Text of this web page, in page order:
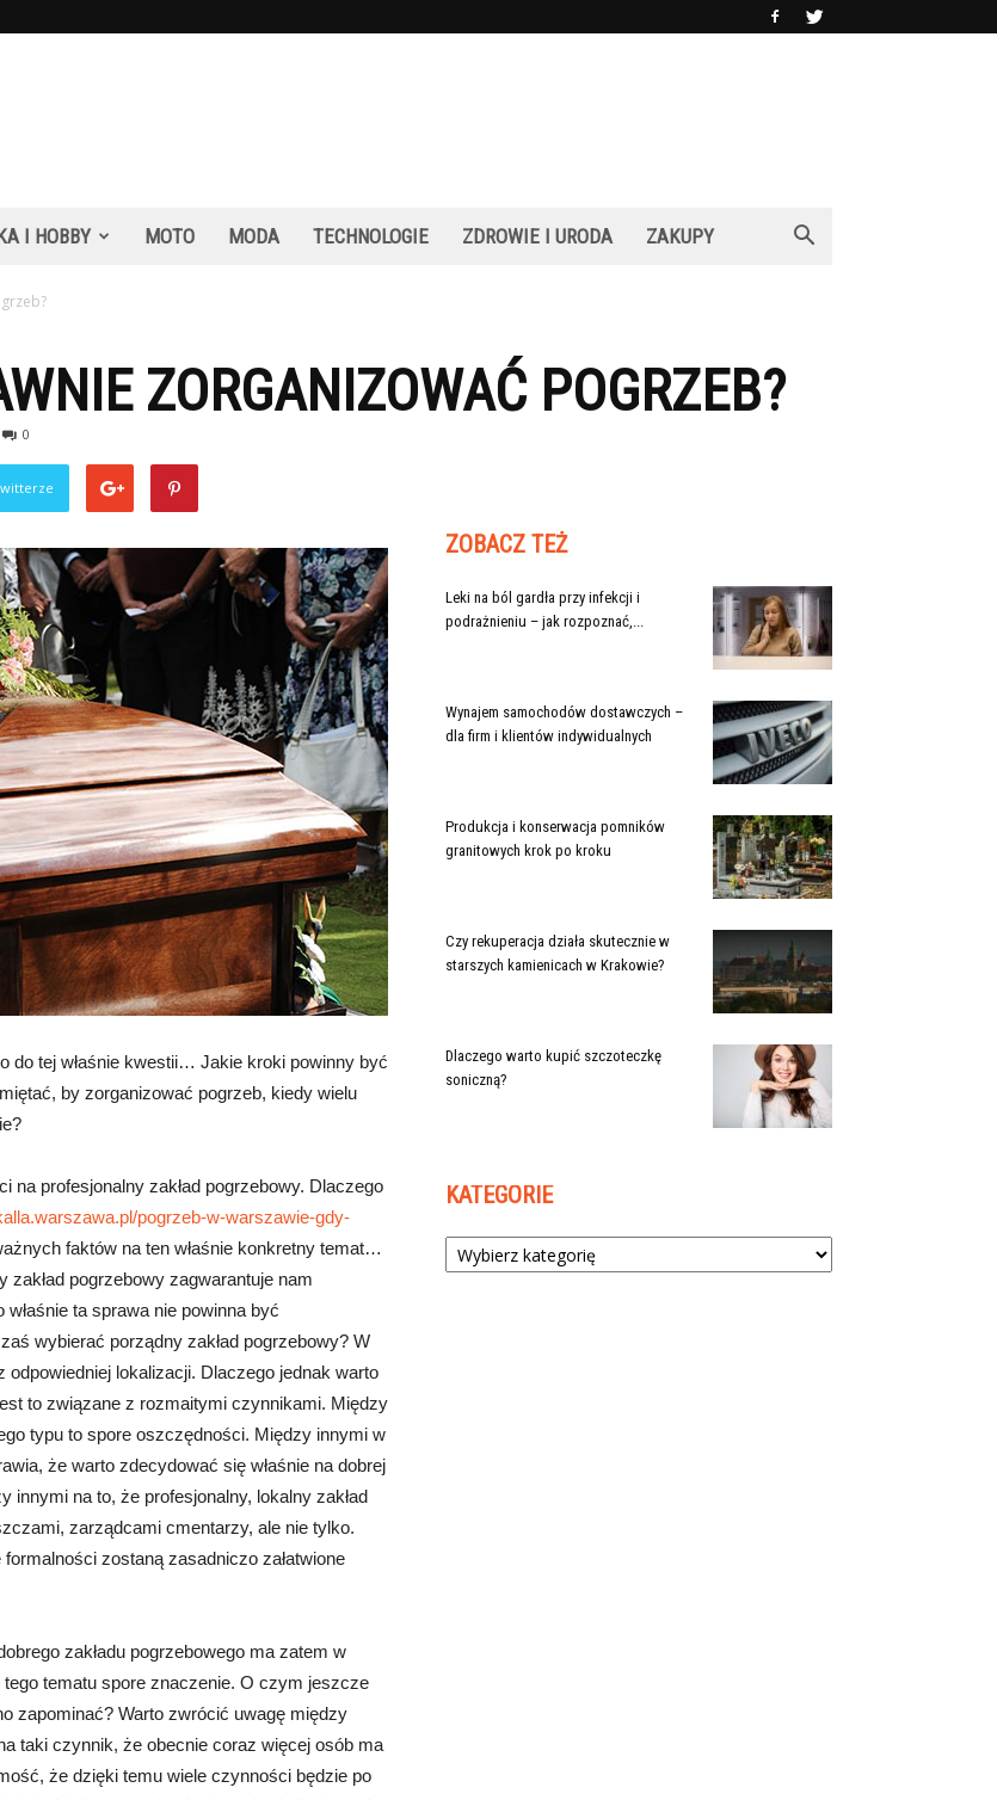
I HOBBY MOTO MODA TECHNOLOGIE ZDROWIE I URODA ZAKUPY
ZORGANIZOWAĆ POGRZEB?
0
do tej właśnie kwestii… Jakie kroki powinny być
by zorganizować pogrzeb, kiedy wielu
na profesjonalny zakład pogrzebowy. Dlaczego
pogrzeb-w-warszawie-gdy-
faktów na ten właśnie konkretny temat…
pogrzebowy zagwarantuje nam
ta sprawa nie powinna być
wybierać porządny zakład pogrzebowy? W
lokalizacji. Dlaczego jednak warto
to związane z rozmaitymi czynnikami. Między
typu to spore oszczędności. Między innymi w
że warto zdecydować się właśnie na dobrej
innymi na to, że profesjonalny, lokalny zakład
zarządcami cmentarzy, ale nie tylko.
zostaną zasadniczo załatwione
zakładu pogrzebowego ma zatem w
tego tematu spore znaczenie. O czym jeszcze
zapominać? Warto zwrócić uwagę między
taki czynnik, że obecnie coraz więcej osób ma
że dzięki temu wiele czynności będzie po
ZOBACZ TEŻ
Leki na ból gardła przy infekcji i
podrażnieniu – jak rozpoznać,...
Wynajem samochodów dostawczych –
dla firm i klientów indywidualnych
Produkcja i konserwacja pomników
granitowych krok po kroku
Czy rekuperacja działa skutecznie w
starszych kamienicach w Krakowie?
Dlaczego warto kupić szczoteczkę
soniczną?
KATEGORIE
Kategorie